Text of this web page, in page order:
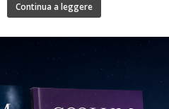
Continua a leggere